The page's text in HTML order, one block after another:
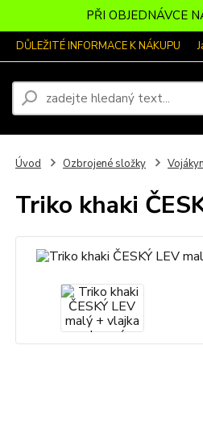
PŘI OBJEDNÁVCE
DŮLEŽITÉ INFORMACE K NÁKUPU
Úvod Ozbrojené složky
Triko khaki